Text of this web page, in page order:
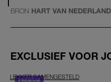
BRON HART VAN NEDERLAND
EXCLUSIEF VOOR
LEKKER SAMENGESTELD